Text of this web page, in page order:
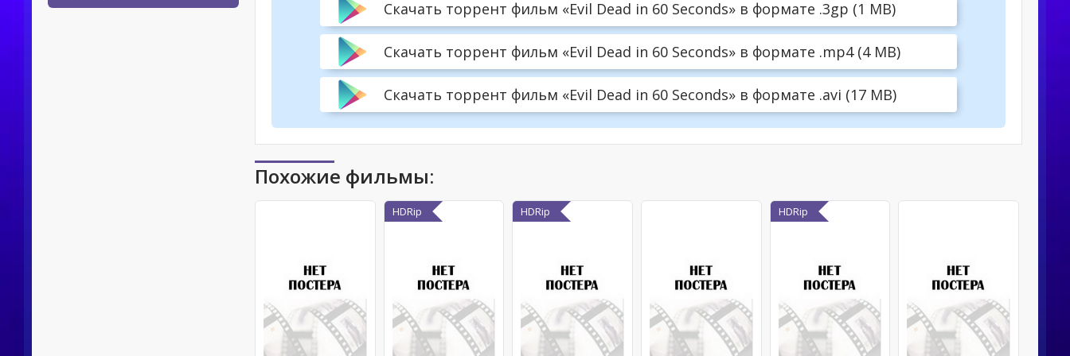
Скачать торрент фильм «Evil Dead in 60 Seconds» в формате .3gp (1 MB)
Скачать торрент фильм «Evil Dead in 60 Seconds» в формате .mp4 (4 MB)
Скачать торрент фильм «Evil Dead in 60 Seconds» в формате .avi (17 MB)
Похожие фильмы:
HDRip HDRip HDRip